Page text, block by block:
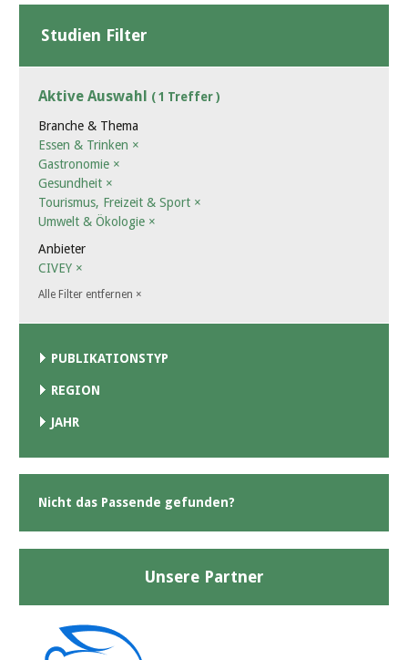
Studien Filter
Aktive Auswahl ( 1 Treffer )
Branche & Thema
Essen & Trinken ×
Gastronomie ×
Gesundheit ×
Tourismus, Freizeit & Sport ×
Umwelt & Ökologie ×
Anbieter
CIVEY ×
Alle Filter entfernen ×
PUBLIKATIONSTYP
REGION
JAHR
Nicht das Passende gefunden?
Unsere Partner